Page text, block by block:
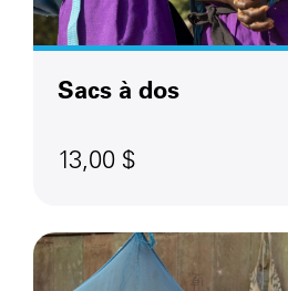
Sacs à dos
13,00 $